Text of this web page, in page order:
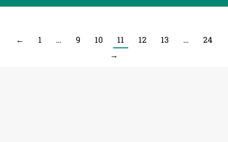
← 1 … 9 10 11 12 13 …
24
→